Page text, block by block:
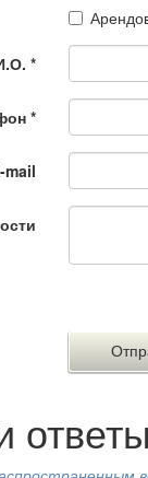
*
*
mail
ответы